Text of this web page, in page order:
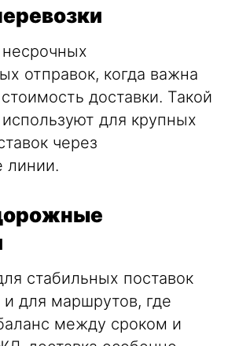
отправок, когда важна
доставки. Такой
для крупных
через
линии.
стабильных поставок
и для маршрутов, где
между сроком и